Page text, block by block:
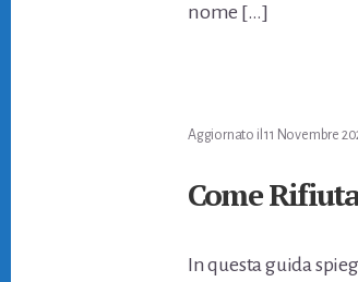
nome […]
Aggiornato il11 Novembre
Come
In questa guida